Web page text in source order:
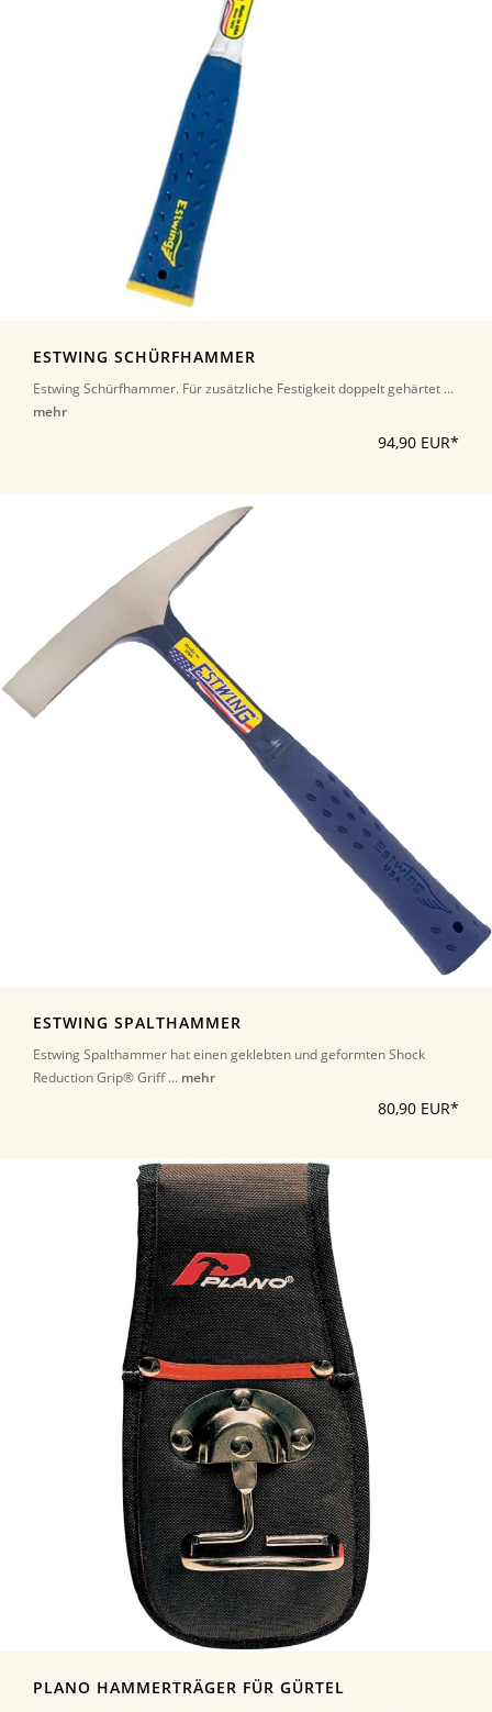
ESTWING SCHÜRFHAMMER
Estwing Schürfhammer. Für zusätzliche Festigkeit doppelt gehärtet ...
mehr
94,90 EUR*
ESTWING SPALTHAMMER
Estwing Spalthammer hat einen geklebten und geformten Shock
Reduction Grip® Griff ... mehr
80,90 EUR*
PLANO HAMMERTRÄGER FÜR GÜRTEL